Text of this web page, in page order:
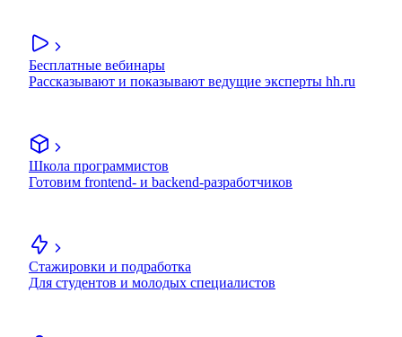
Бесплатные вебинары
Рассказывают и показывают ведущие эксперты hh.ru
Школа программистов
Готовим frontend- и backend-разработчиков
Стажировки и подработка
Для студентов и молодых специалистов